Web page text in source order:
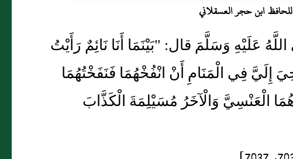
ابن حجر العسقلاني
عَلَيْهِ وَسَلَّمَ قال: "بَيْنَمَا أَنَا نَائِمٌ رَأَيْتُ
فِي الْمَنَامِ أَنْ انْفُخْهُمَا فَنَفَخْتُهُمَا
الْعَنْسِيَّ وَالْآخَرُ مُسَيْلِمَةَ الْكَذَّابَ